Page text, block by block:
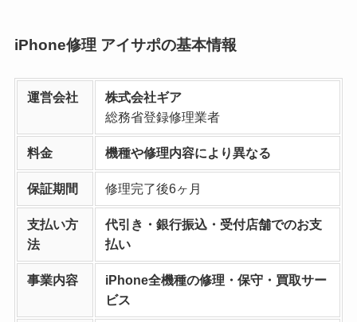
iPhone修理 アイサポの基本情報
運営会社
株式会社ギア
総務省登録修理業者
料金 機種や修理内容により異なる
保証期間 修理完了後6ヶ月
支払い方
法
代引き・銀行振込・受付店舗でのお支
払い
事業内容
iPhone全機種の修理・保守・買取サー
ビス